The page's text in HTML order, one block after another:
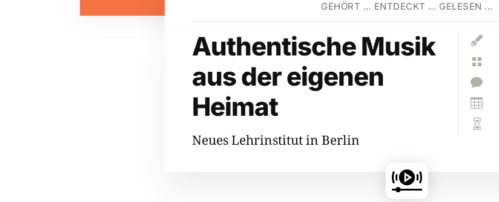
GEHÖRT … ENTDECKT … GELESEN ...
Authentische Musik
aus der eigenen
Heimat
Neues Lehrinstitut in Berlin




